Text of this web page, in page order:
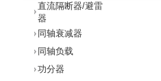
直流隔断器/避雷
器
同轴衰减器
同轴负载
功分器